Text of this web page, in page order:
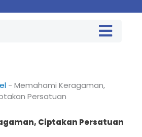
- Memahami Keragaman,
Persatuan
Ciptakan Persatuan